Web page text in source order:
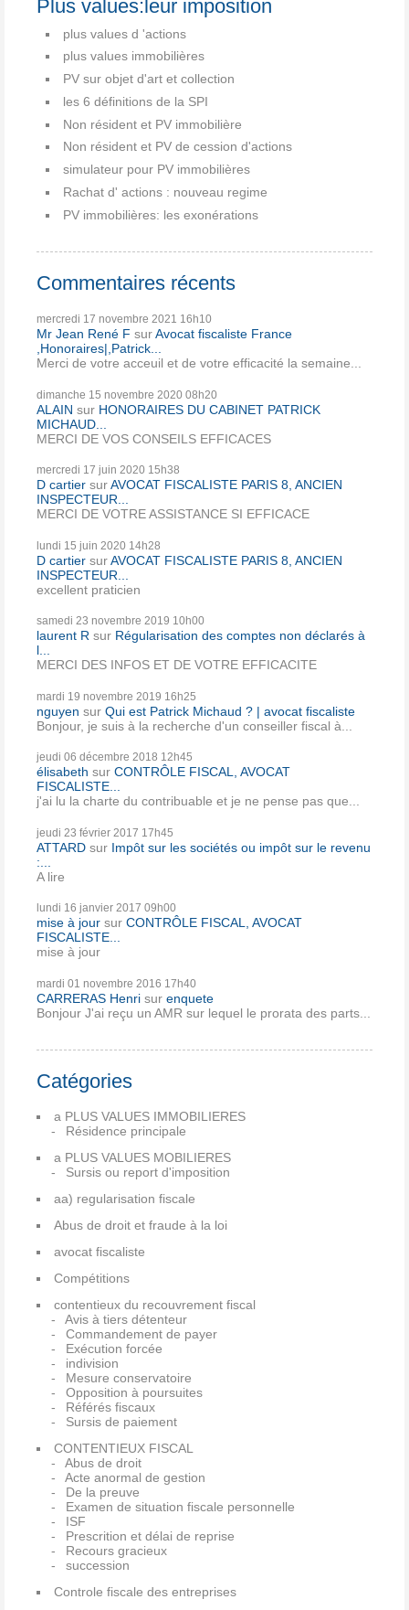
Plus values:leur imposition
plus values d 'actions
plus values immobilières
PV sur objet d'art et collection
les 6 définitions de la SPI
Non résident et PV immobilière
Non résident et PV de cession d'actions
simulateur pour PV immobilières
Rachat d' actions : nouveau regime
PV immobilières: les exonérations
Commentaires récents
mercredi 17 novembre 2021 16h10
Mr Jean René F surAvocat fiscaliste France
,Honoraires|,Patrick...
Merci de votre acceuil et de votre efficacité la semaine...
dimanche 15 novembre 2020 08h20
ALAIN sur HONORAIRES DU CABINET PATRICK
MICHAUD...
MERCI DE VOS CONSEILS EFFICACES
mercredi 17 juin 2020 15h38
D cartier surAVOCAT FISCALISTE PARIS 8, ANCIEN
INSPECTEUR...
MERCI DE VOTRE ASSISTANCE SI EFFICACE
lundi 15 juin 2020 14h28
D cartier surAVOCAT FISCALISTE PARIS 8, ANCIEN
INSPECTEUR...
excellent praticien
samedi 23 novembre 2019 10h00
laurent R sur Régularisation des comptes non déclarés à
l...
MERCI DES INFOS ET DE VOTRE EFFICACITE
mardi 19 novembre 2019 16h25
nguyen sur Qui est Patrick Michaud ? | avocat fiscaliste
Bonjour, je suis à la recherche d'un conseiller fiscal à...
jeudi 06 décembre 2018 12h45
élisabeth sur CONTRÔLE FISCAL, AVOCAT
FISCALISTE...
j'ai lu la charte du contribuable et je ne pense pas que...
jeudi 23 février 2017 17h45
ATTARD sur Impôt sur les sociétés ou impôt sur le revenu
:...
A lire
lundi 16 janvier 2017 09h00
mise à jour sur CONTRÔLE FISCAL, AVOCAT
FISCALISTE...
mise à jour
mardi 01 novembre 2016 17h40
CARRERAS Henri sur enquete
Bonjour J'ai reçu un AMR sur lequel le prorata des parts...
Catégories
a PLUS VALUES IMMOBILIERES
Résidence principale
a PLUS VALUES MOBILIERES
Sursis ou report d'imposition
aa) regularisation fiscale
Abus de droit et fraude à la loi
avocat fiscaliste
Compétitions
contentieux du recouvrement fiscal
Avis à tiers détenteur
Commandement de payer
Exécution forcée
indivision
Mesure conservatoire
Opposition à poursuites
Référés fiscaux
Sursis de paiement
CONTENTIEUX FISCAL
Abus de droit
Acte anormal de gestion
De la preuve
Examen de situation fiscale personnelle
ISF
Prescrition et délai de reprise
Recours gracieux
succession
Controle fiscale des entreprises